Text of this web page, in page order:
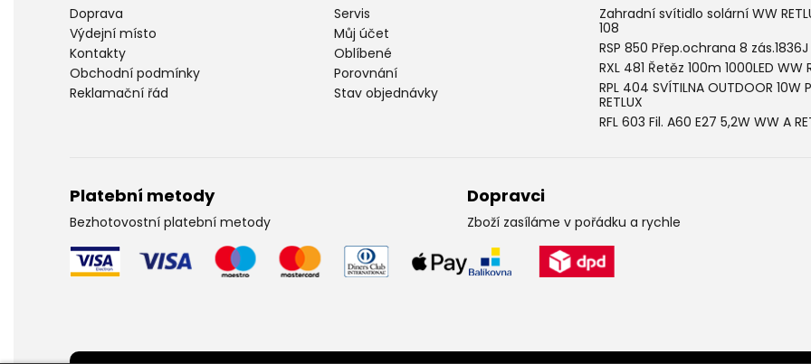
Doprava
Výdejní místo
Kontakty
Obchodní podmínky
Reklamační řád
Servis
Můj účet
Oblíbené
Porovnání
Stav objednávky
Zahradní svítidlo solární WW
108
RSP 850 Přep.ochrana 8 zás.1836J
RXL 481 Řetěz 100m 1000LED WW
RPL 404 SVÍTILNA OUTDOOR 10W
RETLUX
RFL 603 Fil. A60 E27 5,2W WW A
Platební metody
Bezhotovostní platební metody
Dopravci
Zboží zasíláme v pořádku a rychle